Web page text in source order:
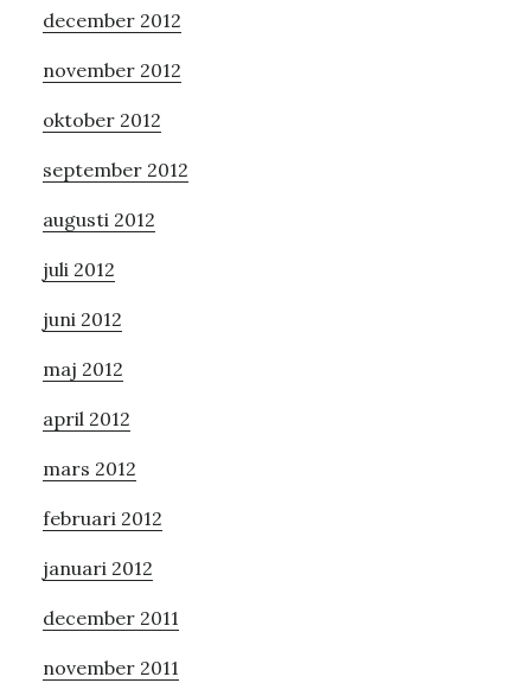
december 2012
november 2012
oktober 2012
september 2012
augusti 2012
juli 2012
juni 2012
maj 2012
april 2012
mars 2012
februari 2012
januari 2012
december 2011
november 2011